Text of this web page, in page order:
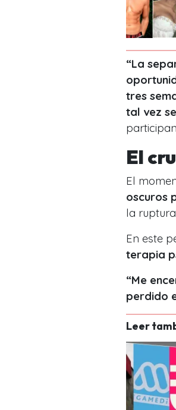
“La
tres
tal vez
El
El
oscuros
la
En este
terapia
“Me
perdido
Leer